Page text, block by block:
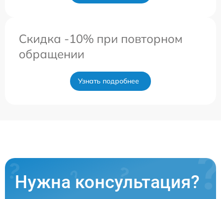
Скидка -10% при повторном
обращении
Узнать подробнее
Нужна консультация?